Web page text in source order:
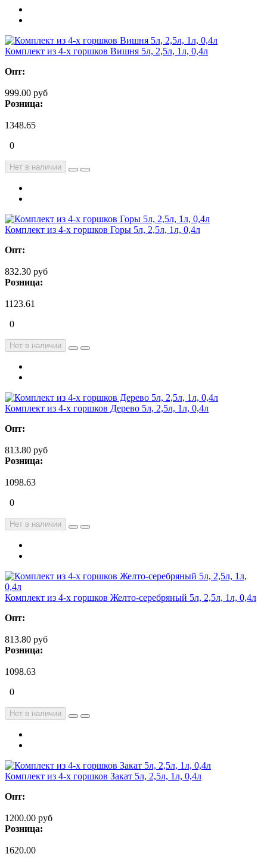
Комплект из 4-х горшков Вишня 5л, 2,5л, 1л, 0,4л
Опт:
999.00 руб
Розница:
1348.65
0
Нет в наличии
Комплект из 4-х горшков Горы 5л, 2,5л, 1л, 0,4л
Опт:
832.30 руб
Розница:
1123.61
0
Нет в наличии
Комплект из 4-х горшков Дерево 5л, 2,5л, 1л, 0,4л
Опт:
813.80 руб
Розница:
1098.63
0
Нет в наличии
Комплект из 4-х горшков Желто-серебряный 5л, 2,5л, 1л, 0,4л
Опт:
813.80 руб
Розница:
1098.63
0
Нет в наличии
Комплект из 4-х горшков Закат 5л, 2,5л, 1л, 0,4л
Опт:
1200.00 руб
Розница:
1620.00